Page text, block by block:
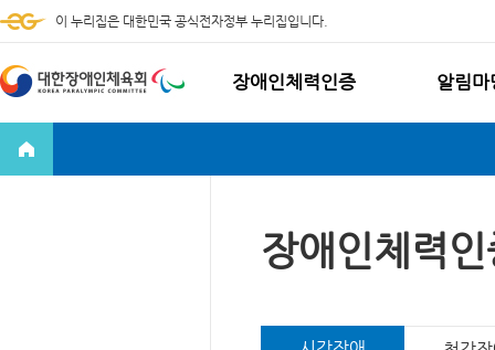
이 누리집은 대한민국 공식전자정부 누리집입니다.
장애인체력인증
찾아오시는 길
알림마
온라인
장애인체력